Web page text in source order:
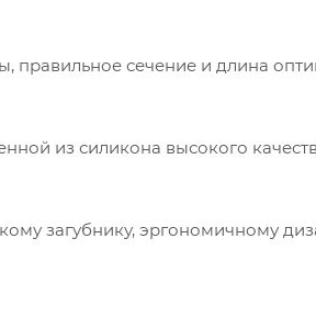
правильное сечение и длина
из силикона высокого
загубнику, эргономичному